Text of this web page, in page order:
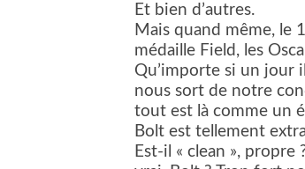
Et bien d’autres.
Mais quand même, le
médaille Field, les
Qu’importe si un jour
nous sort de notre
tout est là comme un
Bolt est tellement
Est-il « clean »,